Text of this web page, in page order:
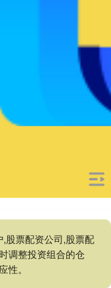
股票配资公司,股票配
调整投资组合的仓
。